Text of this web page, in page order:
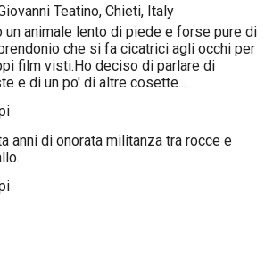
Teatino, Chieti, Italy
un animale lento di piede e forse pure di
che si fa cicatrici agli occhi per
film visti.Ho deciso di parlare di
e di un po' di altre cosette...
anni di onorata militanza tra rocce e